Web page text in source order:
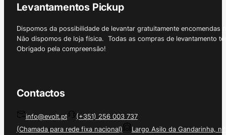
Levantamentos Pickup
Dispomos da possibilidade de levantar gratuitamente
Não dispomos de loja física. Todas as compras de levantamento
Obrigado pela compreensão!
Contactos
info@evolt.pt
(+351) 256 003 737
(Chamada para rede fixa nacional)
Largo Asilo da Gandarinha, nº